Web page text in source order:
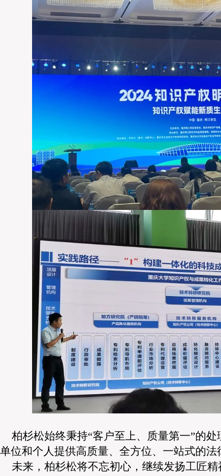
柏杉松始终秉持“客户至上、质量第一”的
单位和个人提供高质量、全方位、一站式的法
未来，柏杉松将不忘初心，继续发扬工匠